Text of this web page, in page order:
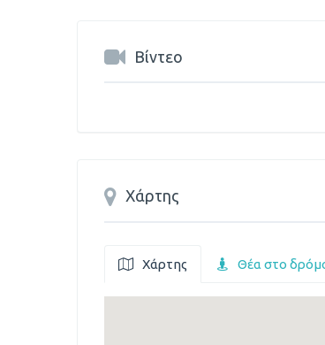
Βίντεο
Χάρτης
Χάρτης Θέα στο